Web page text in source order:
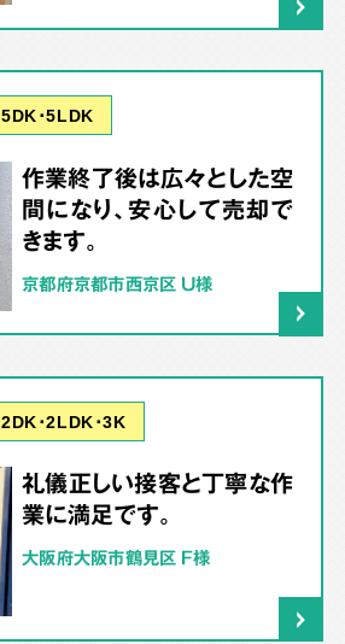
5DK･5LDK
作業終了後は広々とした空
間になり、安心して売却で
きます。
京都府京都市西京区 U様
2DK･2LDK･3K
礼儀正しい接客と丁寧な作
業に満足です。
大阪府大阪市鶴見区 F様